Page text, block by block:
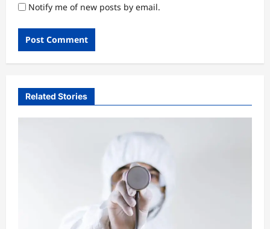
Notify me of new posts by email.
Related Stories